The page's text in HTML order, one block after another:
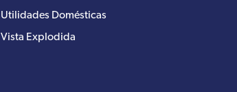
Utilidades Domésticas
Vista Explodida